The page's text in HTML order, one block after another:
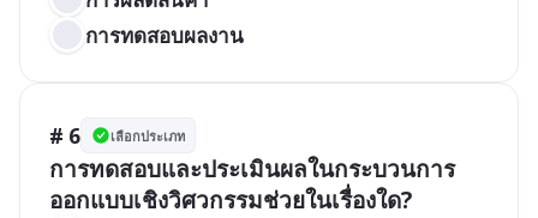
การทดสอบผลงาน
# 6 เลือกประเภท
การทดสอบและประเมินผลในกระบวนการ
ออกแบบเชิงวิศวกรรมช่วยในเรื่องใด?